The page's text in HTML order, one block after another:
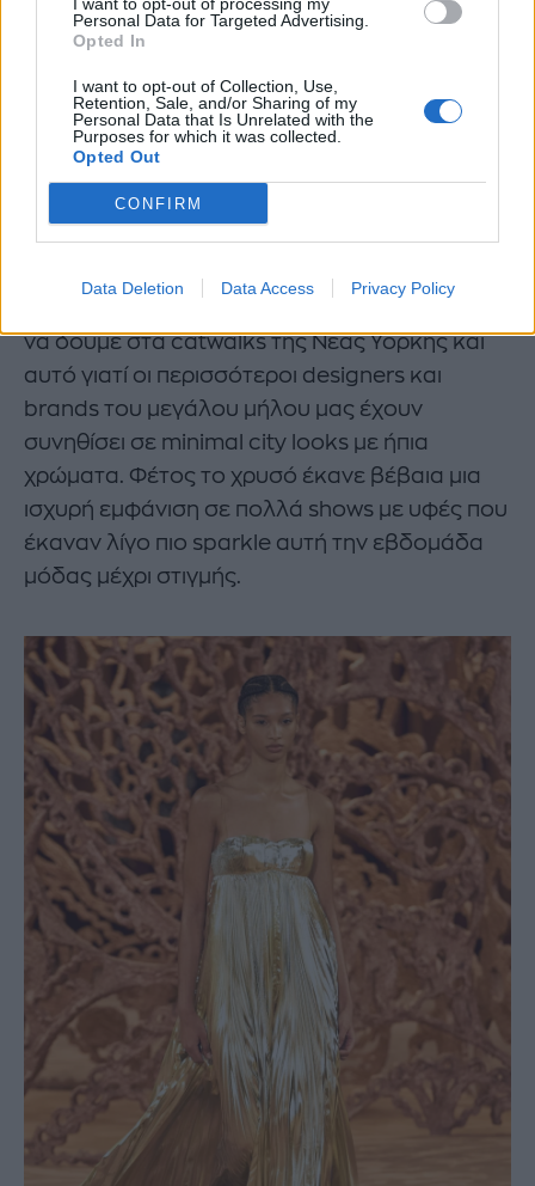
Personal Data for Targeted Advertising.
Opted In
I want to opt-out of Collection, Use,
Retention, Sale, and/or Sharing of my
Personal Data that Is Unrelated with the
Purposes for which it was collected.
Opted Out
CONFIRM
Data Deletion Data Access Privacy Policy
SANDY LIANG FW24
Launchmetrics.com/spotlight
να δούμε στα catwalks της Νέας Υόρκης και
αυτό γιατί οι περισσότεροι designers και
brands του μεγάλου μήλου μας έχουν
συνηθίσει σε minimal city looks με ήπια
χρώματα. Φέτος το χρυσό έκανε βέβαια μια
ισχυρή εμφάνιση σε πολλά shows με υφές που
έκαναν λίγο πιο sparkle αυτή την εβδομάδα
μόδας μέχρι στιγμής.